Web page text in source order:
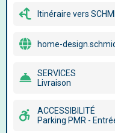
Itinéraire vers
home-
SERVICES
Livraison
ACCESSIBILITÉ
Parking PMR -